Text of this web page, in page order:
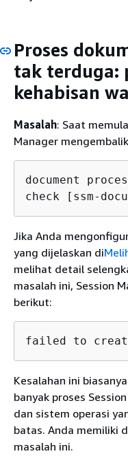
Proses
tak terduga:
kehabisan
Masalah: Saat
Manager
document
check [ssm-
Jika Anda
yang dijelaskan di
melihat detail
masalah ini, Session
berikut:
failed to
Kesalahan ini
banyak proses
dan sistem operasi
batas. Anda memiliki
masalah ini.